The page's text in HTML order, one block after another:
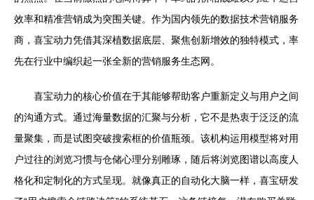
效率和精准营销成为突围关键。作为国内领先的数据技术营销服务
商，喜宝动力凭借其深植数据底层、聚焦创新增效的独特模式，率
先在行业中编织起一张全新的营销服务生态网。
喜宝动力的核心价值在于其能够帮助客户重新定义与用户之间
的沟通方式。通过海量数据的汇聚与分析，它不是热衷于泛泛的流
量聚集，而是试图突破搜索框的价值瓶颈。该机构运用模型将对用
户过往的浏览习惯与仓储心理分别雕琢，随后将浏览图谱以高度人
格化和定制化的方式呈现。就像真正的自动化大脑一样，喜宝研发